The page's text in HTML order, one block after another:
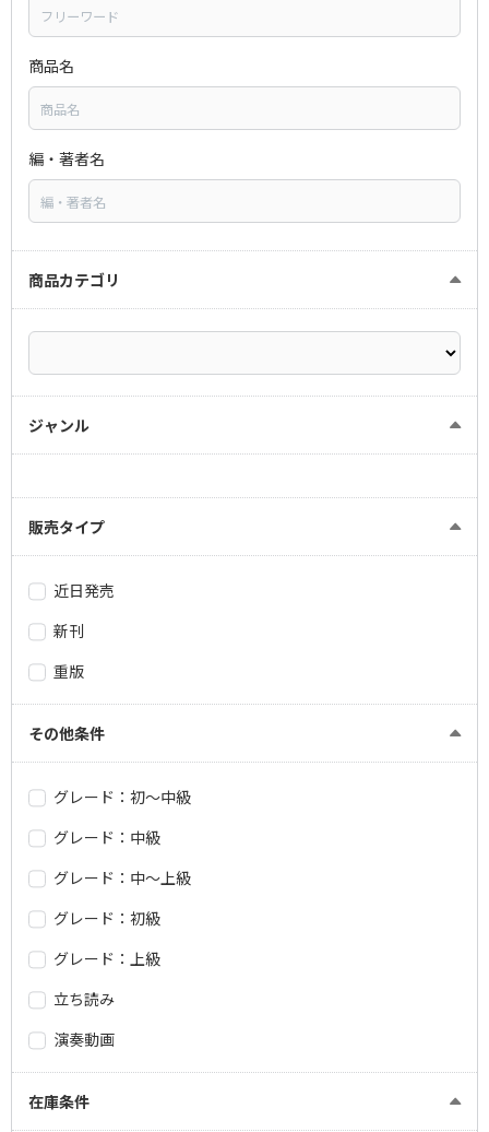
商品名
編・著者名
商品カテゴリ
ジャンル
販売タイプ
近日発売
新刊
重版
その他条件
グレード：初～中級
グレード：中級
グレード：中～上級
グレード：初級
グレード：上級
立ち読み
演奏動画
在庫条件